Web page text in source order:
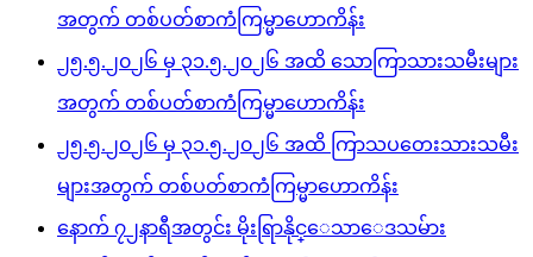
အတွက် တစ်ပတ်စာကံကြမ္မာဟောကိန်း
၂၅.၅.၂၀၂၆ မှ ၃၁.၅.၂၀၂၆ အထိ သောကြာသားသမီးများ
အတွက် တစ်ပတ်စာကံကြမ္မာဟောကိန်း
၂၅.၅.၂၀၂၆ မှ ၃၁.၅.၂၀၂၆ အထိ ကြာသပတေးသားသမီး
များအတွက် တစ်ပတ်စာကံကြမ္မာဟောကိန်း
နောက် ၇၂နာရီအတွင်း မိုးရြာနိုင္ေသာေဒသမ်ား